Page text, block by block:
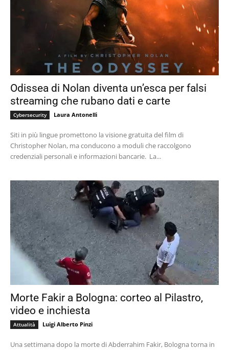
Odissea di Nolan diventa un’esca per falsi
streaming che rubano dati e carte
Cybersecurity Laura Antonelli
Siti in più lingue promettono la visione gratuita del film di
Christopher Nolan, ma conducono a moduli che raccolgono
credenziali personali e informazioni bancarie. La...
Morte Fakir a Bologna: corteo al Pilastro,
video e inchiesta
Attualità Luigi Alberto Pinzi
Una settimana dopo la morte di Abderrahim Fakir, Bologna torna in